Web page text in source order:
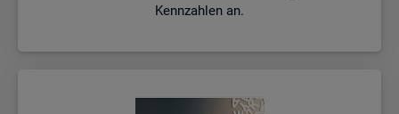
Kennzahlen an.